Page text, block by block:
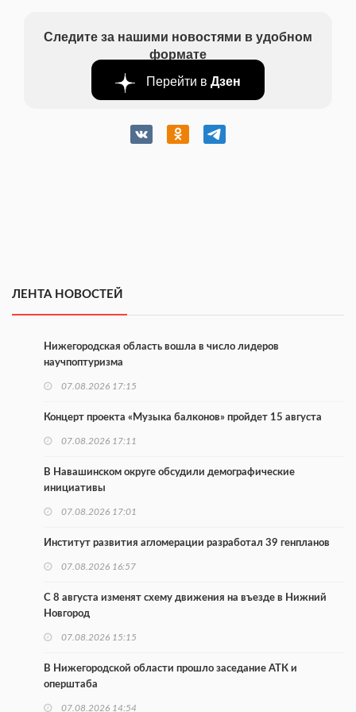
Следите за нашими новостями в удобном
формате
Перейти в Дзен
ЛЕНТА НОВОСТЕЙ
Нижегородская область вошла в число лидеров
научпоптуризма
07.08.2026 17:15
Концерт проекта «Музыка балконов» пройдет 15 августа
07.08.2026 17:11
В Навашинском округе обсудили демографические
инициативы
07.08.2026 17:01
Институт развития агломерации разработал 39 генпланов
07.08.2026 16:57
С 8 августа изменят схему движения на въезде в Нижний
Новгород
07.08.2026 15:15
В Нижегородской области прошло заседание АТК и
оперштаба
07.08.2026 14:54